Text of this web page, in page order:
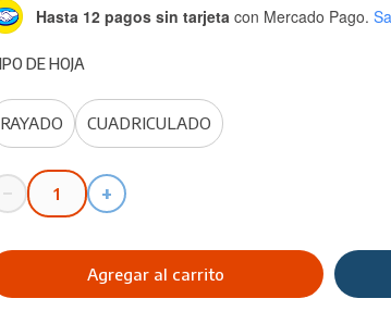
Hasta 12 pagos sin tarjeta con Mercado Pago.
DE HOJA
RAYADO CUADRICULADO
− +
Agregar al carrito